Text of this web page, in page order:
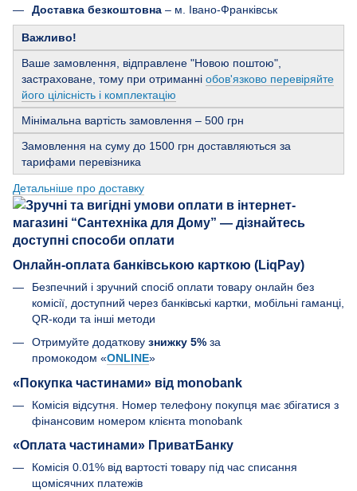
Доставка безкоштовна – м. Івано-Франківськ
Важливо!
Ваше замовлення, відправлене "Новою поштою",
застраховане, тому при отриманні обов'язково перевіряйте
його цілісність і комплектацію
Мінімальна вартість замовлення – 500 грн
Замовлення на суму до 1500 грн доставляються за
тарифами перевізника
Детальніше про доставку
Онлайн-оплата банківською карткою (LiqPay)
Безпечний і зручний спосіб оплати товару онлайн без
комісії, доступний через банківські картки, мобільні гаманці,
QR-коди та інші методи
Отримуйте додаткову знижку 5% за
промокодом «ONLINE»
«Покупка частинами» від monobank
Комісія відсутня. Номер телефону покупця має збігатися з
фінансовим номером клієнта monobank
«Оплата частинами» ПриватБанку
Комісія 0.01% від вартості товару під час списання
щомісячних платежів